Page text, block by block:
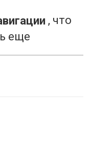
, что
еще